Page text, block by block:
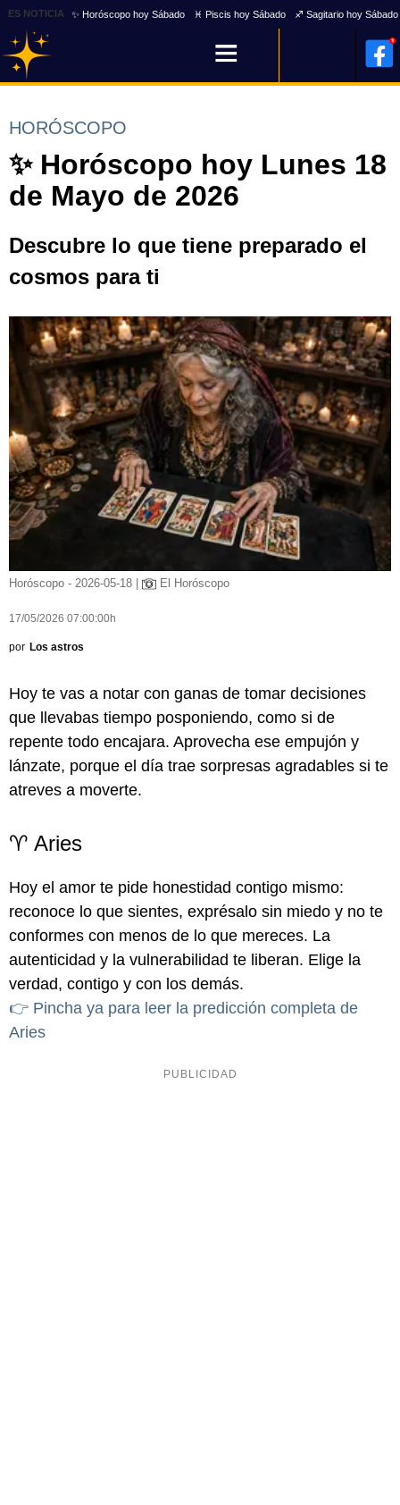
ES NOTICIA ✨ Horóscopo hoy Sábado ♓ Piscis hoy Sábado ♐ Sagitario hoy Sábado
HORÓSCOPO
✨ Horóscopo hoy Lunes 18
de Mayo de 2026
Descubre lo que tiene preparado el
cosmos para ti
Horóscopo - 2026-05-18 | El Horóscopo
17/05/2026 07:00:00h
por Los astros
Hoy te vas a notar con ganas de tomar decisiones
que llevabas tiempo posponiendo, como si de
repente todo encajara. Aprovecha ese empujón y
lánzate, porque el día trae sorpresas agradables si te
atreves a moverte.
♈ Aries
Hoy el amor te pide honestidad contigo mismo:
reconoce lo que sientes, exprésalo sin miedo y no te
conformes con menos de lo que mereces. La
autenticidad y la vulnerabilidad te liberan. Elige la
verdad, contigo y con los demás.
👉 Pincha ya para leer la predicción completa de
Aries